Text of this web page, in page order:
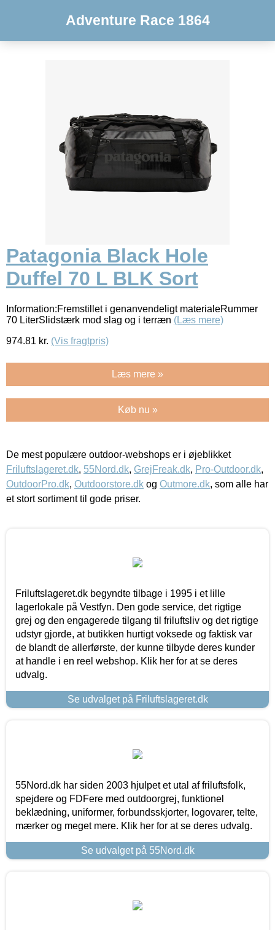
Adventure Race 1864
Patagonia Black Hole
Duffel 70 L BLK Sort
Information:Fremstillet i genanvendeligt materialeRummer
70 LiterSlidstærk mod slag og i terræn (Læs mere)
974.81 kr. (Vis fragtpris)
Læs mere »
Køb nu »
De mest populære outdoor-webshops er i øjeblikket
Friluftslageret.dk, 55Nord.dk, GrejFreak.dk, Pro-Outdoor.dk,
OutdoorPro.dk, Outdoorstore.dk og Outmore.dk, som alle har
et stort sortiment til gode priser.
Friluftslageret.dk begyndte tilbage i 1995 i et lille
lagerlokale på Vestfyn. Den gode service, det rigtige
grej og den engagerede tilgang til friluftsliv og det rigtige
udstyr gjorde, at butikken hurtigt voksede og faktisk var
de blandt de allerførste, der kunne tilbyde deres kunder
at handle i en reel webshop. Klik her for at se deres
udvalg.
Se udvalget på Friluftslageret.dk
55Nord.dk har siden 2003 hjulpet et utal af friluftsfolk,
spejdere og FDFere med outdoorgrej, funktionel
beklædning, uniformer, forbundsskjorter, logovarer, telte,
mærker og meget mere. Klik her for at se deres udvalg.
Se udvalget på 55Nord.dk